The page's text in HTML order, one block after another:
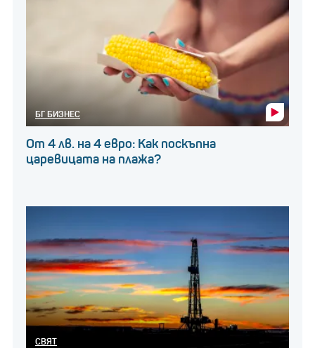
БГ БИЗНЕС
От 4 лв. на 4 евро: Как поскъпна
царевицата на плажа?
СВЯТ